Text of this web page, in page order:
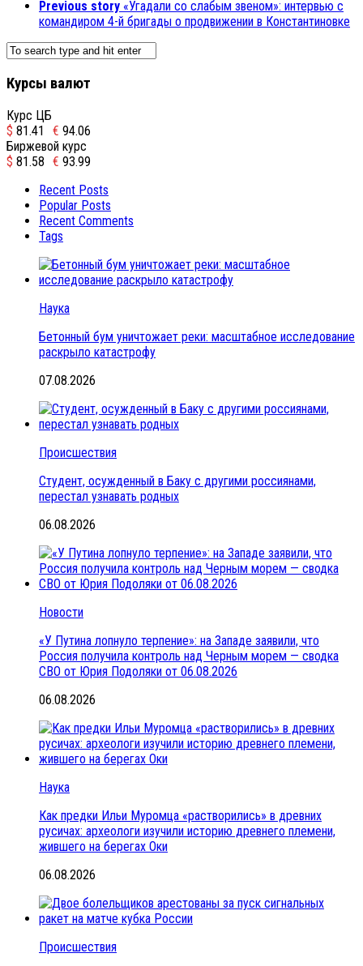
Previous story «Угадали со слабым звеном»: интервью с
командиром 4-й бригады о продвижении в Константиновке
Курсы валют
Курс ЦБ
$ 81.41 € 94.06
Биржевой курс
$ 81.58 € 93.99
Recent Posts
Popular Posts
Recent Comments
Tags
Наука
Бетонный бум уничтожает реки: масштабное исследование
раскрыло катастрофу
07.08.2026
Происшествия
Студент, осужденный в Баку с другими россиянами,
перестал узнавать родных
06.08.2026
Новости
«У Путина лопнуло терпение»: на Западе заявили, что
Россия получила контроль над Черным морем — сводка
СВО от Юрия Подоляки от 06.08.2026
06.08.2026
Наука
Как предки Ильи Муромца «растворились» в древних
русичах: археологи изучили историю древнего племени,
жившего на берегах Оки
06.08.2026
Происшествия